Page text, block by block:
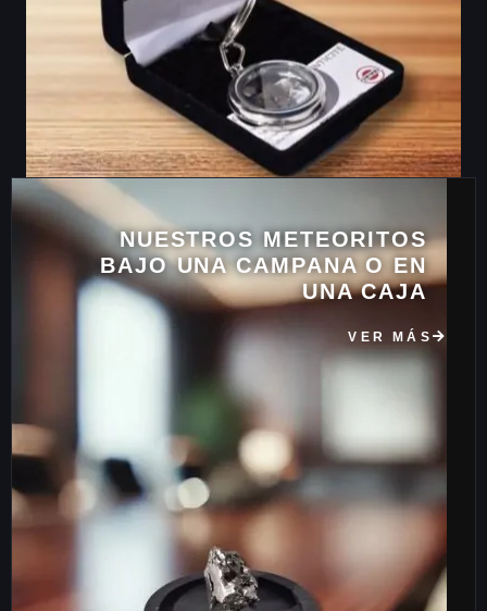
NUESTROS METEORITOS
BAJO UNA CAMPANA O EN
UNA CAJA
VER MÁS